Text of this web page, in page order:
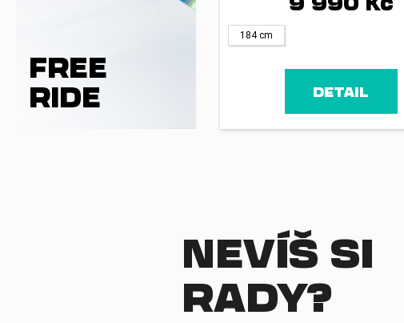
FREE
RIDE
184 cm
DETAIL
NEVÍŠ SI
RADY?